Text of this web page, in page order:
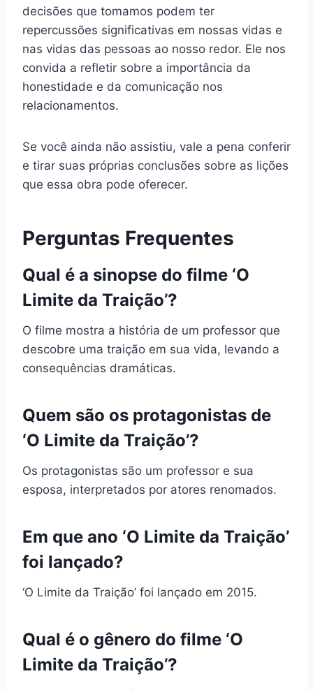
decisões que tomamos podem ter
repercussões significativas em nossas vidas e
nas vidas das pessoas ao nosso redor. Ele nos
convida a refletir sobre a importância da
honestidade e da comunicação nos
relacionamentos.
Se você ainda não assistiu, vale a pena conferir
e tirar suas próprias conclusões sobre as lições
que essa obra pode oferecer.
Perguntas Frequentes
Qual é a sinopse do filme ‘O
Limite da Traição’?
O filme mostra a história de um professor que
descobre uma traição em sua vida, levando a
consequências dramáticas.
Quem são os protagonistas de
‘O Limite da Traição’?
Os protagonistas são um professor e sua
esposa, interpretados por atores renomados.
Em que ano ‘O Limite da Traição’
foi lançado?
‘O Limite da Traição’ foi lançado em 2015.
Qual é o gênero do filme ‘O
Limite da Traição’?